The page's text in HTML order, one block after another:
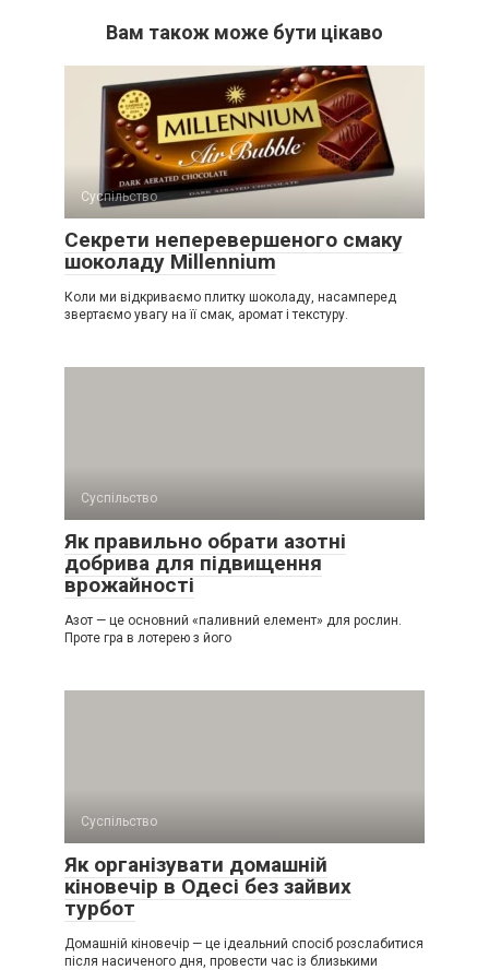
Вам також може бути цікаво
Суспільство
Секрети неперевершеного смаку
шоколаду Millennium
Коли ми відкриваємо плитку шоколаду, насамперед
звертаємо увагу на її смак, аромат і текстуру.
Суспільство
Як правильно обрати азотні
добрива для підвищення
врожайності
Азот — це основний «паливний елемент» для рослин.
Проте гра в лотерею з його
Суспільство
Як організувати домашній
кіновечір в Одесі без зайвих
турбот
Домашній кіновечір — це ідеальний спосіб розслабитися
після насиченого дня, провести час із близькими